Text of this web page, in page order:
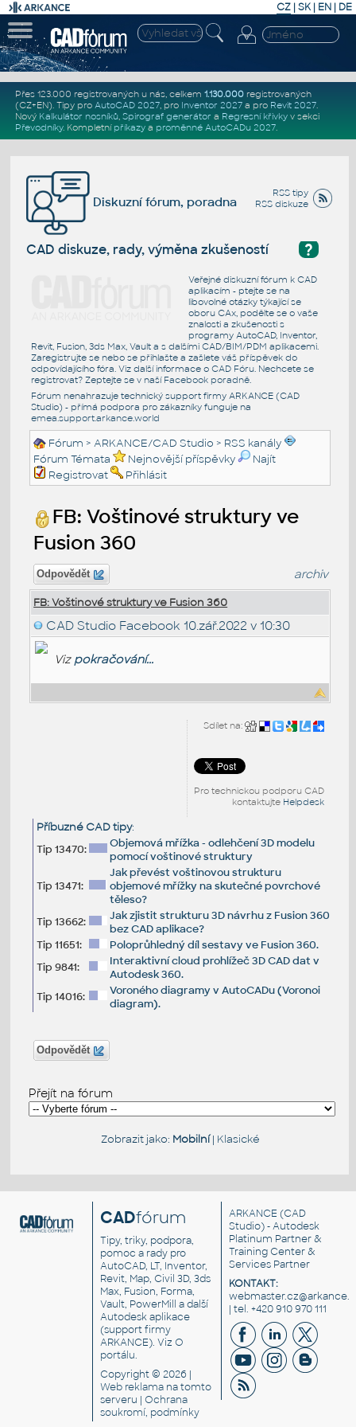
CZ | SK| EN | DE
Přes 123.000 registrovaných u nás, celkem 1.130.000registrovaných
(CZ+EN). Tipy pro AutoCAD 2027, pro Inventor 2027a pro Revit 2027.
Nový Kalkulátor nosníků, Spirograf generátor a Regresní křivkyv sekci
Převodníky. Kompletní příkazya proměnné AutoCADu 2027.
RSS tipy
RSS diskuze
Diskuzní fórum, poradna
?
CAD diskuze, rady, výměna zkušeností
Veřejné diskuzní fórum k CAD
aplikacím - ptejte se na
libovolné otázky týkající se
oboru CAx, podělte se o vaše
znalosti a zkušenosti s
programy AutoCAD, Inventor,
Revit, Fusion, 3ds Max, Vault a s dalšími CAD/BIM/PDM aplikacemi.
Zaregistrujte se nebo se přihlašte a zašlete váš příspěvek do
odpovídajícího fóra. Viz další informace o CAD Fóru. Nechcete se
registrovat? Zeptejte se v naší Facebook poradně.
Fórum nenahrazuje technický support firmy ARKANCE (CAD
Studio) - přímá podpora pro zákazníky funguje na
emea.support.arkance.world
Fórum >ARKANCE/CAD Studio > RSS kanály
Fórum Témata
Nejnovější příspěvky
Najít
Registrovat
Přihlásit
FB: Voštinové struktury ve
Fusion 360
Odpovědět archiv
FB: Voštinové struktury ve Fusion 360
CAD Studio Facebook 10.zář.2022 v 10:30
Viz pokračování...
Sdílet na:
Pro technickou podporu CAD
kontaktujte Helpdesk
Příbuzné CAD tipy:
Tip 13470:
Objemová mřížka - odlehčení 3D modelu
pomocí voštinové struktury
Tip 13471:
Jak převést voštinovou strukturu
objemové mřížky na skutečné povrchové
těleso?
Tip 13662:
Jak zjistit strukturu 3D návrhu z Fusion 360
bez CAD aplikace?
Tip 11651:
Poloprůhledný díl sestavy ve Fusion 360.
Tip 9841:
Interaktivní cloud prohlížeč 3D CAD dat v
Autodesk 360.
Tip 14016:
Voroného diagramy v AutoCADu (Voronoi
diagram).
Odpovědět
Přejít na fórum
Zobrazit jako: Mobilní| Klasické
CADfórum
Tipy, triky, podpora,
pomoc a rady pro
AutoCAD, LT, Inventor,
Revit, Map, Civil 3D, 3ds
Max, Fusion, Forma,
Vault, PowerMill a další
Autodesk aplikace
(support firmy
ARKANCE). VizO
portálu.
Copyright © 2026 |
Web reklama na tomto
serveru |Ochrana
soukromí, podmínky
ARKANCE (CAD
Studio) - Autodesk
Platinum Partner &
Training Center &
Services Partner
KONTAKT:
| tel. +420 910 970 111